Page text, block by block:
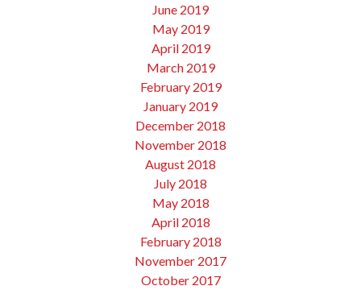
June 2019
May 2019
April 2019
March 2019
February 2019
January 2019
December 2018
November 2018
August 2018
July 2018
May 2018
April 2018
February 2018
November 2017
October 2017